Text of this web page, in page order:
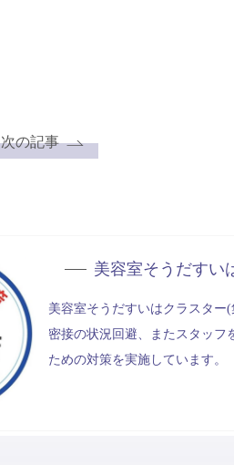
次の記事
美容室そうだすい
美容室そうだすいはクラスター
密接の状況回避、またスタッフ
ための対策を実施しています。